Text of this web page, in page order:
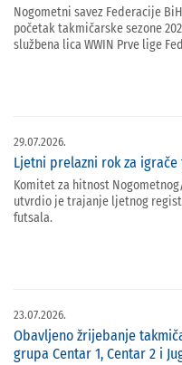
Nogometni savez Federacije
početak takmičarske sezone
službena lica WWIN Prve lige
29.07.2026.
Ljetni prelazni rok za
Komitet za hitnost
utvrdio je trajanje ljetnog
futsala.
23.07.2026.
Obavljeno žrijebanje
grupa Centar 1, Centar 2 i